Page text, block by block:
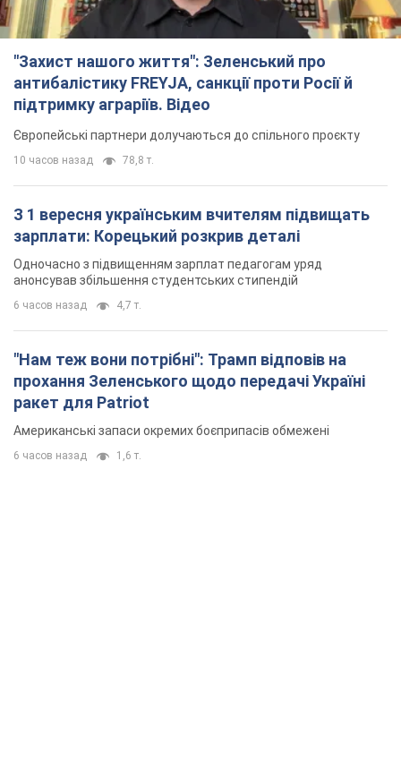
"Захист нашого життя": Зеленський про
антибалістику FREYJA, санкції проти Росії й
підтримку аграріїв. Відео
Європейські партнери долучаються до спільного проєкту
10 часов назад 78,8 т.
З 1 вересня українським вчителям підвищать
зарплати: Корецький розкрив деталі
Одночасно з підвищенням зарплат педагогам уряд
анонсував збільшення студентських стипендій
6 часов назад 4,7 т.
"Нам теж вони потрібні": Трамп відповів на
прохання Зеленського щодо передачі Україні
ракет для Patriot
Американські запаси окремих боєприпасів обмежені
6 часов назад 1,6 т.